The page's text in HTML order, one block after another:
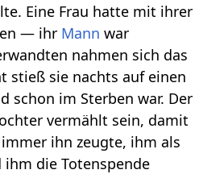
Eine Frau hatte mit ihrer
— ihr Mann war
nahmen sich das
stieß sie nachts auf einen
schon im Sterben war. Der
vermählt sein, damit
ihn zeugte, ihm als
die Totenspende